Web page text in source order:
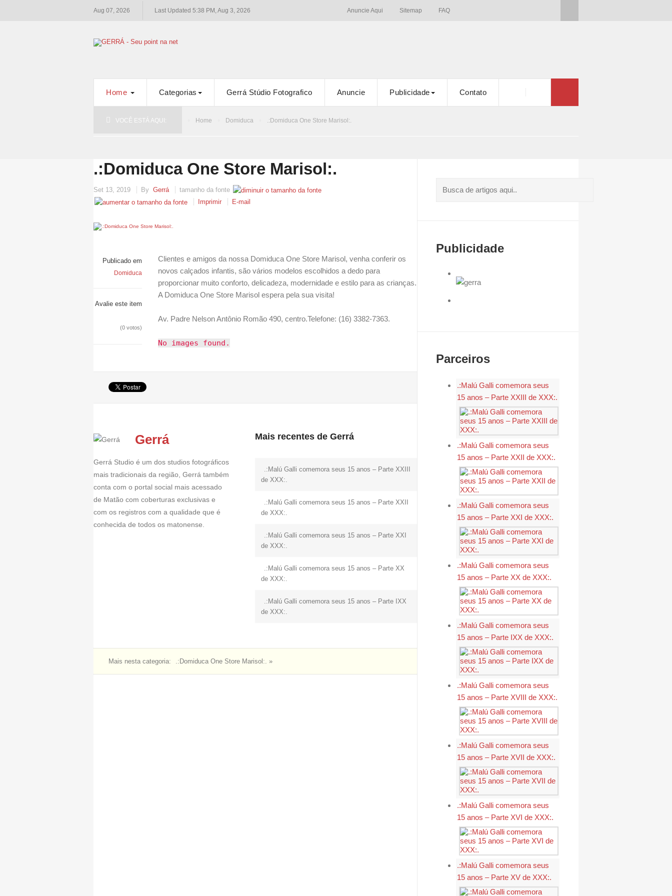
Aug 07, 2026 Last Updated 5:38 PM, Aug 3, 2026 Anuncie Aqui Sitemap FAQ
Home Categorias Gerrá Stúdio Fotografico Anuncie Publicidade Contato
VOCÊ ESTÁ AQUI: Home Domiduca .:Domiduca One Store Marisol:.
.:Domiduca One Store Marisol:.
Set 13, 2019 By Gerrá
tamanho da fonte
Imprimir
E-mail
Publicado em
Domiduca
Avalie este item
(0 votos)
Clientes e amigos da nossa Domiduca One Store Marisol, venha conferir os
novos calçados infantis, são vários modelos escolhidos a dedo para
proporcionar muito conforto, delicadeza, modernidade e estilo para as crianças.
A Domiduca One Store Marisol espera pela sua visita!
Av. Padre Nelson Antônio Romão 490, centro.Telefone: (16) 3382-7363.
No images found.
Gerrá
Gerrá Studio é um dos studios fotográficos
mais tradicionais da região, Gerrá também
conta com o portal social mais acessado
de Matão com coberturas exclusivas e
com os registros com a qualidade que é
conhecida de todos os matonense.
Mais recentes de Gerrá
.:Malú Galli comemora seus 15 anos – Parte XXIII
de XXX:.
.:Malú Galli comemora seus 15 anos – Parte XXII
de XXX:.
.:Malú Galli comemora seus 15 anos – Parte XXI
de XXX:.
.:Malú Galli comemora seus 15 anos – Parte XX
de XXX:.
.:Malú Galli comemora seus 15 anos – Parte IXX
de XXX:.
Mais nesta categoria: .:Domiduca One Store Marisol:. »
Publicidade
Parceiros
.:Malú Galli comemora seus
15 anos – Parte XXIII de XXX:.
.:Malú Galli comemora seus
15 anos – Parte XXII de XXX:.
.:Malú Galli comemora seus
15 anos – Parte XXI de XXX:.
.:Malú Galli comemora seus
15 anos – Parte XX de XXX:.
.:Malú Galli comemora seus
15 anos – Parte IXX de XXX:.
.:Malú Galli comemora seus
15 anos – Parte XVIII de XXX:.
.:Malú Galli comemora seus
15 anos – Parte XVII de XXX:.
.:Malú Galli comemora seus
15 anos – Parte XVI de XXX:.
.:Malú Galli comemora seus
15 anos – Parte XV de XXX:.